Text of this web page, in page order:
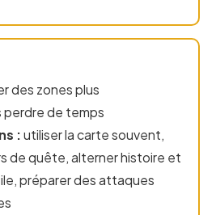
des zones plus
perdre de temps
:utiliser la carte souvent,
de quête, alterner histoire et
préparer des attaques